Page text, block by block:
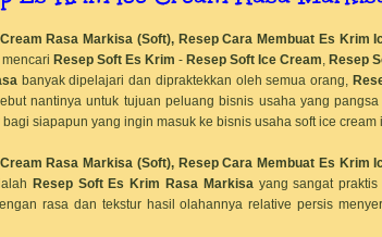
Rasa Markisa (Soft), Resep Cara Membuat Es Krim
Resep Soft Es Krim - Resep Soft Ice Cream Resep
banyak dipelajari dan dipraktekkan oleh semua orang,
nantinya untuk tujuan peluang bisnis usaha yang
siapapun yang ingin masuk ke bisnis usaha soft ice cream
Rasa Markisa (Soft), Resep Cara Membuat Es Krim
Resep Soft Es Krim Rasa Markisa yang sangat
rasa dan tekstur hasil olahannya relative persis